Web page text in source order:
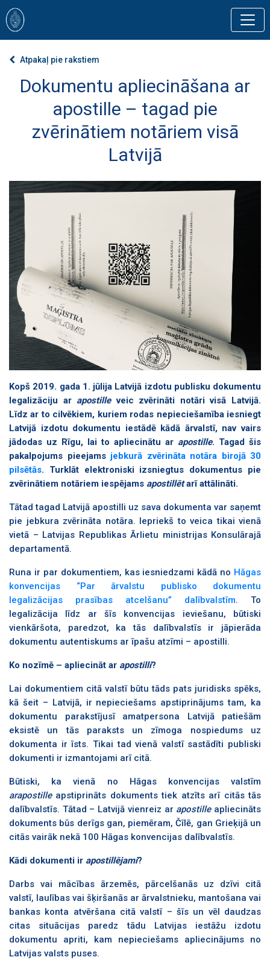
Atpakaļ pie rakstiem
Dokumentu apliecināšana ar
apostille – tagad pie
zvērinātiem notāriem visā
Latvijā
Kopš 2019. gada 1. jūlija Latvijā izdotu publisku dokumentu
legalizāciju ar apostille veic zvērināti notāri visā Latvijā.
Līdz ar to cilvēkiem, kuriem rodas nepieciešamība iesniegt
Latvijā izdotu dokumentu iestādē kādā ārvalstī, nav vairs
jādodas uz Rīgu, lai to apliecinātu ar apostille. Tagad šis
pakalpojums pieejams jebkurā zvērināta notāra birojā 30
pilsētās. Turklāt elektroniski izsniegtus dokumentus pie
zvērinātiem notāriem iespējams apostillētarī attālināti.
Tātad tagad Latvijā apostilli uz sava dokumenta var saņemt
pie jebkura zvērināta notāra. Iepriekš to veica tikai vienā
vietā – Latvijas Republikas Ārlietu ministrijas Konsulārajā
departamentā.
Runa ir par dokumentiem, kas iesniedzami kādā no Hāgas
konvencijas “Par ārvalstu publisko dokumentu
legalizācijas prasības atcelšanu” dalībvalstīm. To
legalizācija līdz ar šīs konvencijas ieviešanu, būtiski
vienkāršota, paredzot, ka tās dalībvalstīs ir jāpierāda
dokumentu autentiskums ar īpašu atzīmi – apostilli.
Ko nozīmē – apliecināt ar apostilli?
Lai dokumentiem citā valstī būtu tāds pats juridisks spēks,
kā šeit – Latvijā, ir nepieciešams apstiprinājums tam, ka
dokumentu parakstījusī amatpersona Latvijā patiešām
eksistē un tās paraksts un zīmoga nospiedums uz
dokumenta ir īsts. Tikai tad vienā valstī sastādīti publiski
dokumenti ir izmantojami arī citā.
Būtiski, ka vienā no Hāgas konvencijas valstīm
arapostilleapstiprināts dokuments tiek atzīts arī citās tās
dalībvalstīs. Tātad – Latvijā vienreiz ar apostilleapliecināts
dokuments būs derīgs gan, piemēram, Čīlē, gan Grieķijā un
citās vairāk nekā 100 Hāgas konvencijas dalībvalstīs.
Kādi dokumenti ir apostillējami?
Darbs vai mācības ārzemēs, pārcelšanās uz dzīvi citā
valstī, laulības vai šķiršanās ar ārvalstnieku, mantošana vai
bankas konta atvēršana citā valstī – šīs un vēl daudzas
citas situācijas paredz tādu Latvijas iestāžu izdotu
dokumentu apriti, kam nepieciešams apliecinājums no
Latvijas valsts puses.